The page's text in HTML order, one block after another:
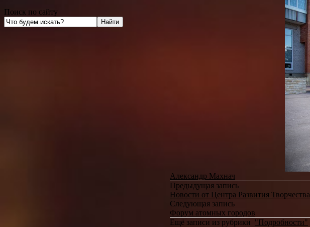
Александр Махнач
Предыдущая запись
Новости от Центра Развития Творчества
Следующая запись
Форум атомных городов
Ещё записи из рубрики "Подробности"
Поиск по сайту